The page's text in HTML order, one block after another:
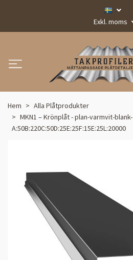
Exkl. moms
Hem
Alla Plåtprodukter
MKN1 – Krönplåt - plan-varmvit-blank-
A:50B:220C:50D:25E:25F:15E:25L:20000